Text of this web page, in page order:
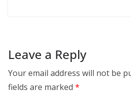
Leave a Reply
Your email address will not be
fields are marked *